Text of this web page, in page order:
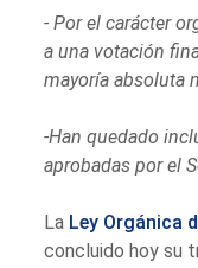
- Por el carácter
a una votación
mayoría absoluta
-Han quedado
aprobadas por el
La Ley Orgánica
concluido hoy su